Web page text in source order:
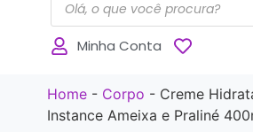
Minha Conta
Home- Corpo - Creme
Instance Ameixa e Praliné